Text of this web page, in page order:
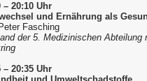
– 20:10 Uhr
und Ernährung als
Fasching
der 5. Medizinischen
– 20:35 Uhr